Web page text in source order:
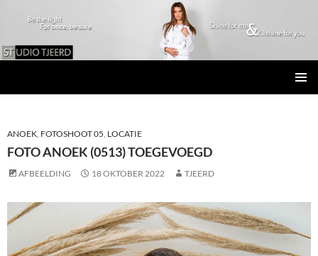
INHOUD
ANOEK, FOTOSHOOT 05, LOCATIE
FOTO ANOEK (0513) TOEGEVOEGD
AFBEELDING 18 OKTOBER 2022 TJEERD